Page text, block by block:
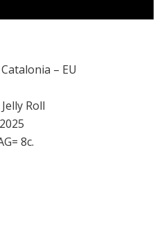
– EU
Roll
8c.